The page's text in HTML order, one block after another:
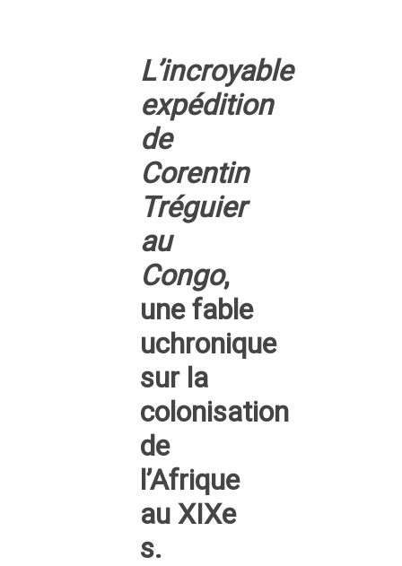
L’incroyable
expédition
de
Corentin
Tréguier
au
Congo,
une fable
uchronique
sur la
colonisation
de
l’Afrique
au XIXe
s.